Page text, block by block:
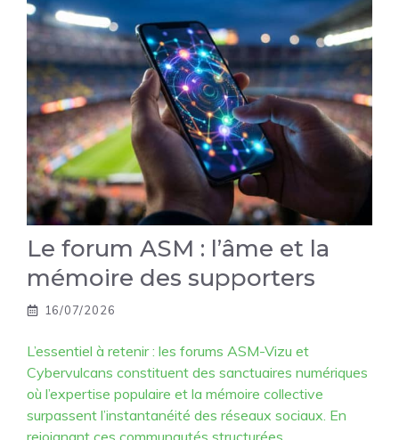
Le forum ASM : l’âme et la
mémoire des supporters
16/07/2026
L’essentiel à retenir : les forums ASM-Vizu et
Cybervulcans constituent des sanctuaires numériques
où l’expertise populaire et la mémoire collective
surpassent l’instantanéité des réseaux sociaux. En
rejoignant ces communautés structurées, …